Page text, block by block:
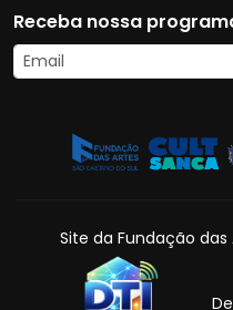
Receba nossa
Site da Fundação